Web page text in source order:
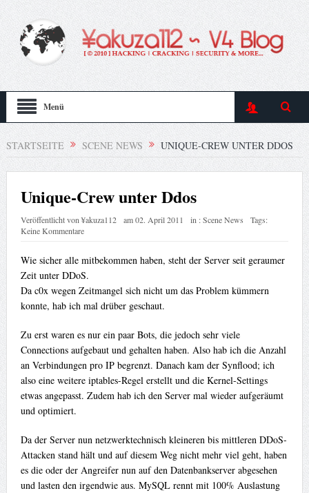
Menü
STARTSEITE SCENE NEWS UNIQUE-CREW UNTER DDOS
Unique-Crew unter Ddos
Veröffentlicht von¥akuza112 am02. April 2011 in :Scene News
Tags:
Keine Kommentare
Wie sicher alle mitbekommen haben, steht der Server seit geraumer
Zeit unter DDoS.
Da c0x wegen Zeitmangel sich nicht um das Problem kümmern
konnte, hab ich mal drüber geschaut.
Zu erst waren es nur ein paar Bots, die jedoch sehr viele
Connections aufgebaut und gehalten haben. Also hab ich die Anzahl
an Verbindungen pro IP begrenzt. Danach kam der Synflood; ich
also eine weitere iptables-Regel erstellt und die Kernel-Settings
etwas angepasst. Zudem hab ich den Server mal wieder aufgeräumt
und optimiert.
Da der Server nun netzwerktechnisch kleineren bis mittleren DDoS-
Attacken stand hält und auf diesem Weg nicht mehr viel geht, haben
es die oder der Angreifer nun auf den Datenbankserver abgesehen
und lasten den irgendwie aus. MySQL rennt mit 100% Auslastung